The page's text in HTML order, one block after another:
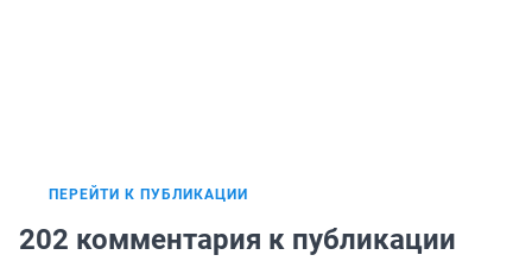
ПЕРЕЙТИ К ПУБЛИКАЦИИ
202 комментария к публикации